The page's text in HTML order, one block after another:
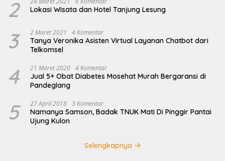
2 Lokasi Wisata dan Hotel Tanjung Lesung
3 2 Maret 2021 4 Komentar
Tanya Veronika Asisten Virtual Layanan Chatbot dari
Telkomsel
4 21 Maret 2020 4 Komentar
Jual 5+ Obat Diabetes Mosehat Murah Bergaransi di
Pandeglang
5 27 April 2018 3 Komentar
Namanya Samson, Badak TNUK Mati Di Pinggir Pantai
Ujung Kulon
Selengkapnya